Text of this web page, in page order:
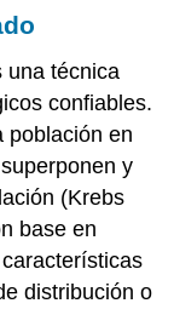
una técnica
confiables.
población en
y
(Krebs
base en
distribución o